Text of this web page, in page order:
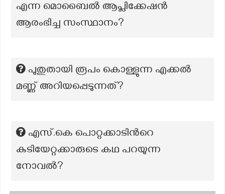
എന്ന മൊബൈൽ ആപ്ലിക്കേഷൻ
ആരംഭിച്ച സംസ്ഥാനം?
പുതുതായി രൂപം കൊള്ളുന്ന എക്കല്‍
മണ്ണ് അറിയപ്പെടുന്നത്?
എസ്.കെ പൊറ്റക്കാടിന്‍റെ
കുടിയേറ്റക്കാരുടെ കഥ പറയുന്ന
നോവൽ?